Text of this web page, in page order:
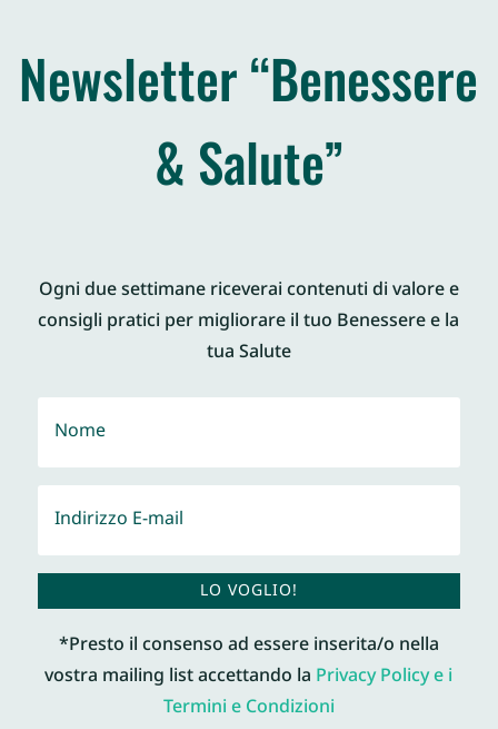
Newsletter “Benessere
& Salute”
Ogni due settimane riceverai contenuti di valore e
consigli pratici per migliorare il tuo Benessere e la
tua Salute
LO VOGLIO!
*Presto il consenso ad essere inserita/o nella
vostra mailing list accettando laPrivacy Policy e i
Termini e Condizioni